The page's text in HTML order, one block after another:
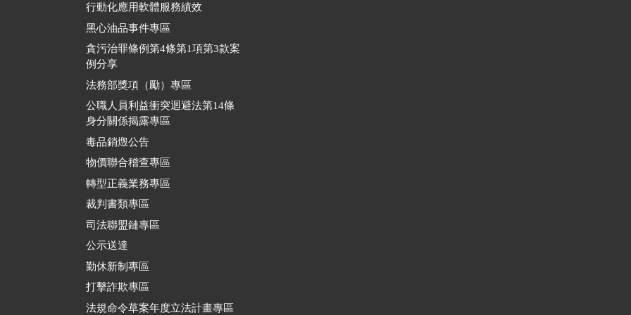
行動化應用軟體服務績效
黑心油品事件專區
貪污治罪條例第4條第1項第3款案
例分享
法務部獎項（勵）專區
公職人員利益衝突迴避法第14條
身分關係揭露專區
毒品銷燬公告
物價聯合稽查專區
轉型正義業務專區
裁判書類專區
司法聯盟鏈專區
公示送達
勤休新制專區
打擊詐欺專區
法規命令草案年度立法計畫專區